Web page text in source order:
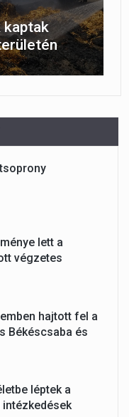
kaptak
lett a
végzetes
hajtott fel a
Békéscsaba és
léptek a